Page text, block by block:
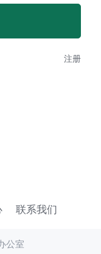
注册
联系我们
公室